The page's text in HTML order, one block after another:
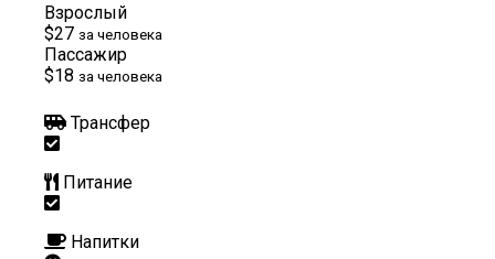
Взрослый
$27 за человека
Пассажир
$18 за человека
Трансфер
Питание
Напитки